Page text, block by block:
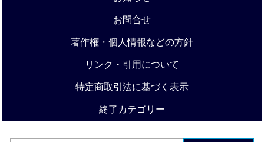
お問合せ
著作権・個人情報などの方針
リンク・引用について
特定商取引法に基づく表示
終了カテゴリー